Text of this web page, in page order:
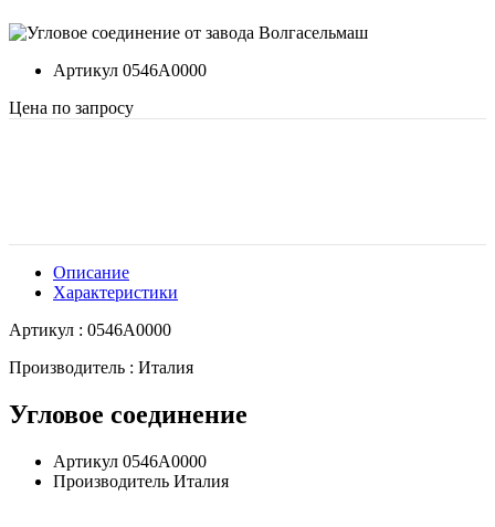
Артикул 0546A0000
Цена по запросу
Описание
Характеристики
Артикул : 0546A0000
Производитель : Италия
Угловое соединение
Артикул 0546A0000
Производитель Италия